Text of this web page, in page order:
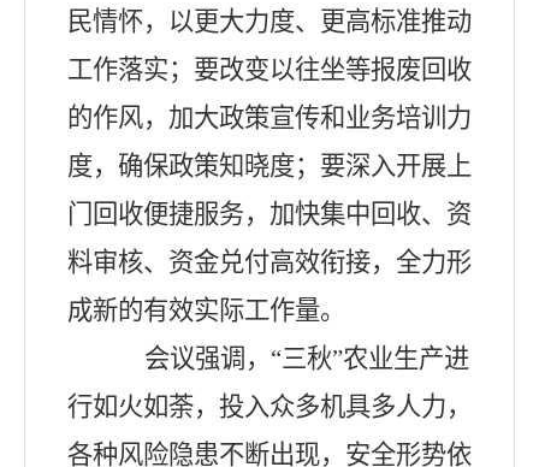
民情怀，以更大力度、更高标准推动
工作落实；要改变以往坐等报废回收
的作风，加大政策宣传和业务培训力
度，确保政策知晓度；要深入开展上
门回收便捷服务，加快集中回收、资
料审核、资金兑付高效衔接，全力形
成新的有效实际工作量。
会议强调，“三秋”农业生产进
行如火如荼，投入众多机具多人力，
各种风险隐患不断出现，安全形势依